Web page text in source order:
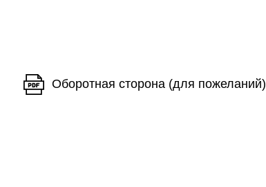
Оборотная сторона (для пожеланий)